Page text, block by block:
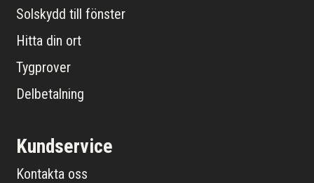
Solskydd till fönster
Hitta din ort
Tygprover
Delbetalning
Kundservice
Kontakta oss